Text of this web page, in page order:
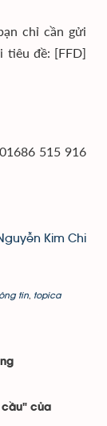
chỉ cần gửi
tiêu đề: [FFD]
515 916
Kim Chi
tin topica
cầu" của